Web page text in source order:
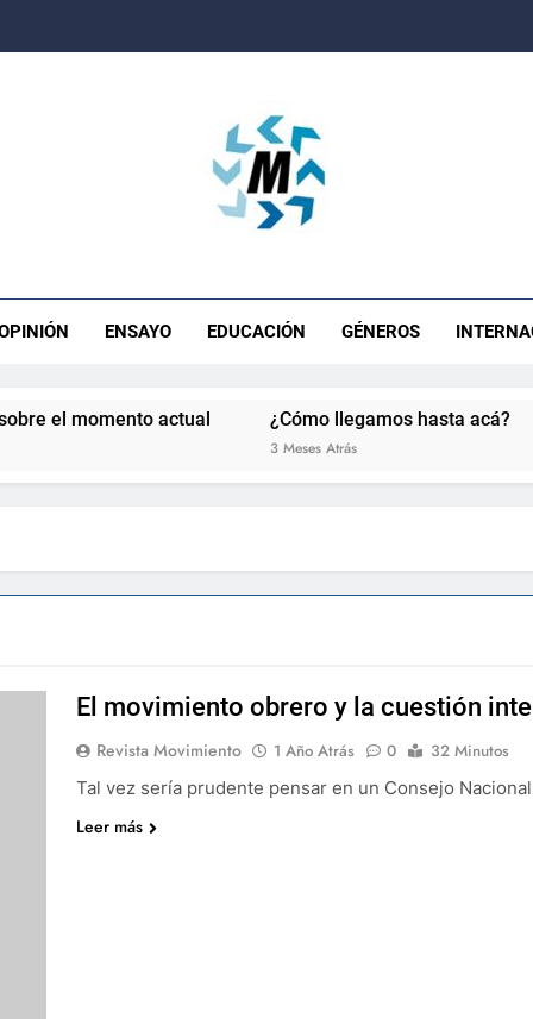
ENSAYO EDUCACIÓN GÉNEROS
actual ¿Cómo llegamos hasta acá?
3 Meses Atrás
La
El movimiento obrero y la cuestión
Revista Movimiento 1 Año Atrás 0
32 Minutos
Tal vez sería prudente pensar en un Consejo
Leer más